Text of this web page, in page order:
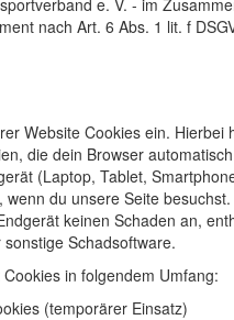
e. V. - im
nach Art. 6 Abs. 1 lit. f
Website Cookies ein. Hierbei
die dein Browser
(Laptop, Tablet,
wenn du unsere Seite
keinen Schaden an,
Schadsoftware.
in folgendem Umfang:
(temporärer Einsatz)